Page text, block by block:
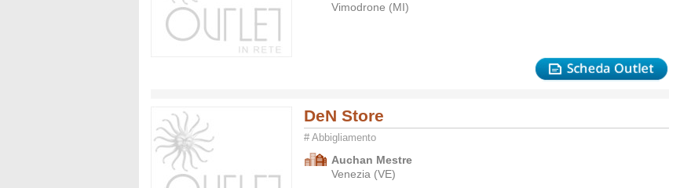
Vimodrone (MI)
DeN Store
# Abbigliamento
Auchan Mestre
Venezia (VE)